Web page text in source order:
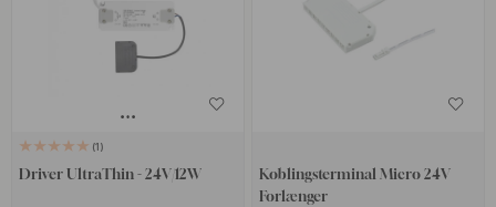
1
Driver UltraThin - 24V/12W
Koblingsterminal Micro 24V
Forlænger